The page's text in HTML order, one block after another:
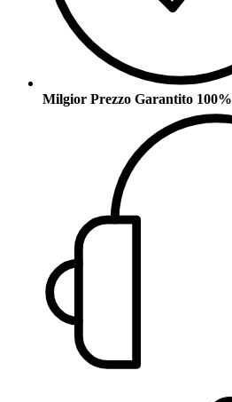
Milgior Prezzo Garantito 100%